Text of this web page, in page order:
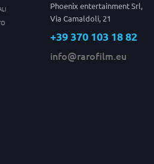
Phoenix entertainment Srl,
Via Camaldoli, 21
+39 370 103 18 82
info@rarofilm.eu